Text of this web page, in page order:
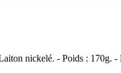
nickelé. - Poids : 170g. -